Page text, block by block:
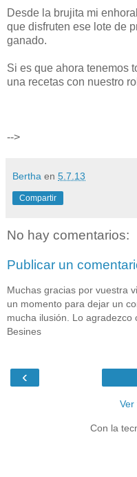
Desde la brujita mi
que disfruten ese lote de
ganado.
Si es que ahora tenemos
una recetas con nuestro
-->
Bertha en 5.7.13
Compartir
No hay comentarios:
Publicar un
Muchas gracias por vuestra
un momento para dejar un
mucha ilusión. Lo agradezco
Besines
‹
Ver
Con la